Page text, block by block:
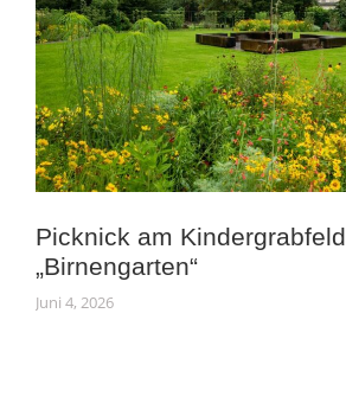
Picknick am Kindergrabfeld
„Birnengarten“
Juni 4, 2026